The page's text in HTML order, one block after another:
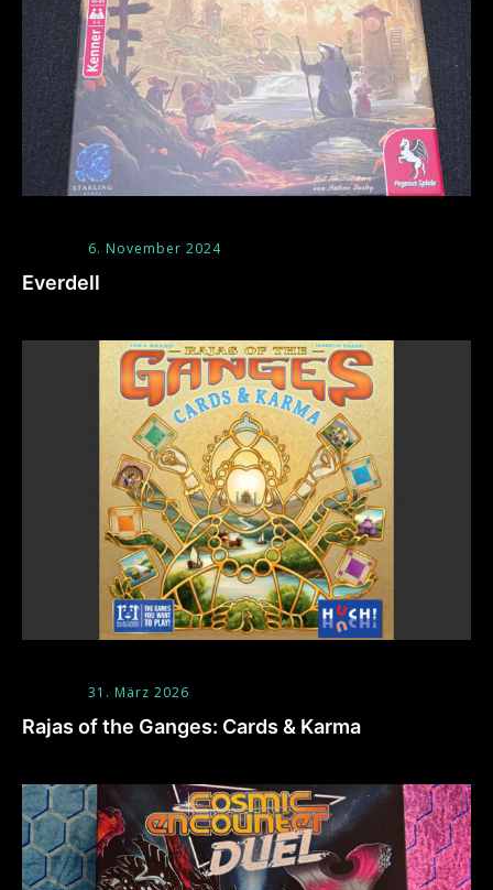
6. November 2024
Everdell
31. März 2026
Rajas of the Ganges: Cards & Karma